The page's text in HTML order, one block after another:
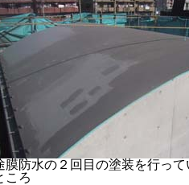
膜防水の２回目の塗装を行って
ころ